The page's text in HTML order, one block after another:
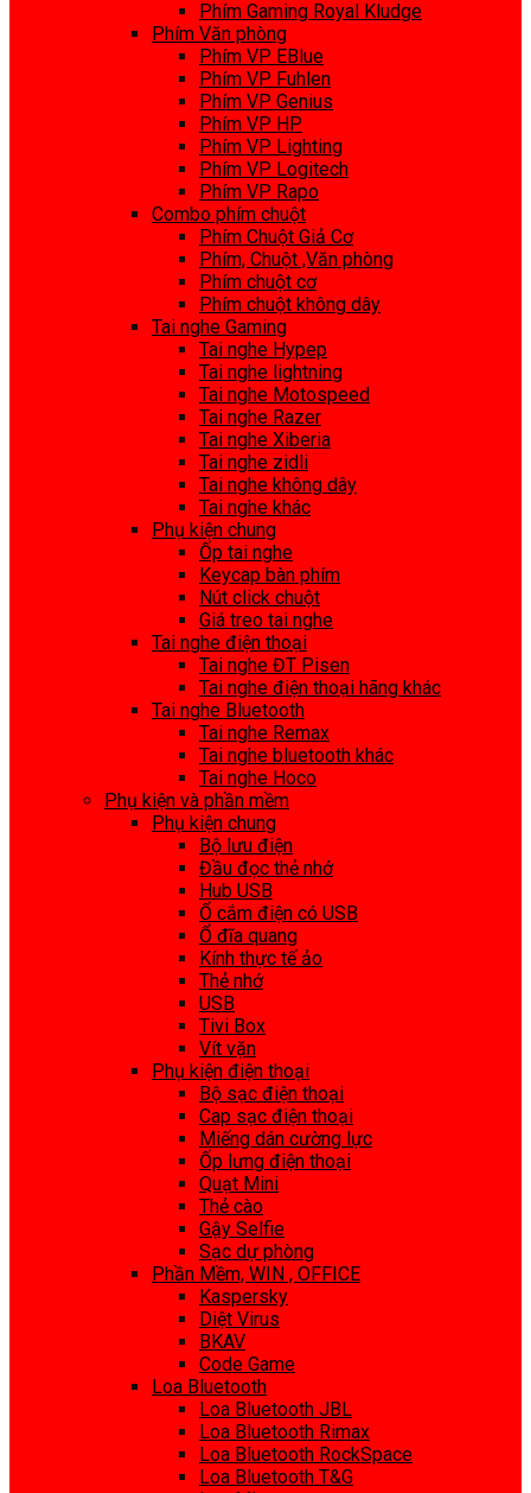
Phím Gaming Royal Kludge
Phím Văn phòng
Phím VP EBlue
Phím VP Fuhlen
Phím VP Genius
Phím VP HP
Phím VP Lighting
Phím VP Logitech
Phím VP Rapo
Combo phím chuột
Phím Chuột Giả Cơ
Phím, Chuột ,Văn phòng
Phím chuột cơ
Phím chuột không dây
Tai nghe Gaming
Tai nghe Hypep
Tai nghe lightning
Tai nghe Motospeed
Tai nghe Razer
Tai nghe Xiberia
Tai nghe zidli
Tai nghe không dây
Tai nghe khác
Phụ kiện chung
Ốp tai nghe
Keycap bàn phím
Nút click chuột
Giá treo tai nghe
Tai nghe điện thoại
Tai nghe ĐT Pisen
Tai nghe điện thoại hãng khác
Tai nghe Bluetooth
Tai nghe Remax
Tai nghe bluetooth khác
Tai nghe Hoco
Phụ kiện và phần mềm
Phụ kiện chung
Bộ lưu điện
Đầu đọc thẻ nhớ
Hub USB
Ổ cắm điện có USB
Ổ đĩa quang
Kính thực tế ảo
Thẻ nhớ
USB
Tivi Box
Vít vặn
Phụ kiện điện thoại
Bộ sạc điện thoại
Cap sạc điện thoại
Miếng dán cường lực
Ốp lưng điện thoại
Quạt Mini
Thẻ cào
Gậy Selfie
Sạc dự phòng
Phần Mềm, WIN , OFFICE
Kaspersky
Diệt Virus
BKAV
Code Game
Loa Bluetooth
Loa Bluetooth JBL
Loa Bluetooth Rimax
Loa Bluetooth RockSpace
Loa Bluetooth T&G